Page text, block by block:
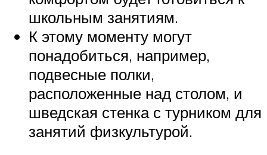
школьным занятиям.
К этому моменту могут
понадобиться, например,
подвесные полки,
расположенные над столом, и
шведская стенка с турником для
занятий физкультурой.